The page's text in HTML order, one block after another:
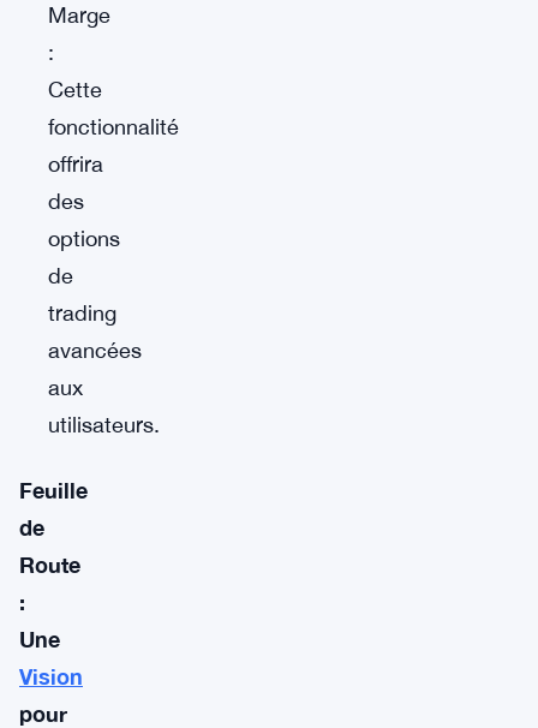
Marge
:
Cette
fonctionnalité
offrira
des
options
de
trading
avancées
aux
utilisateurs.
Feuille
de
Route
:
Une
Vision
pour